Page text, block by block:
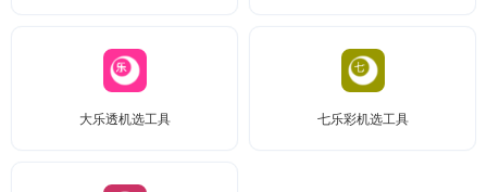
大乐透机选工具 七乐彩机选工具